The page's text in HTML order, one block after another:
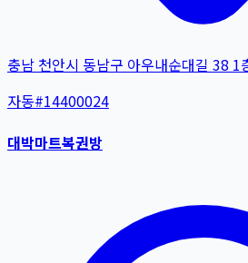
충남 천안시 동남구 아우내순대길 38 1
자동#14400024
대박마트복권방